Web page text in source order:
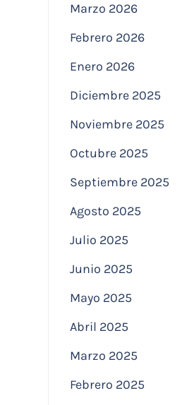
Marzo 2026
Febrero 2026
Enero 2026
Diciembre 2025
Noviembre 2025
Octubre 2025
Septiembre 2025
Agosto 2025
Julio 2025
Junio 2025
Mayo 2025
Abril 2025
Marzo 2025
Febrero 2025